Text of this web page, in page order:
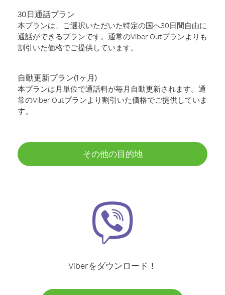
30日通話プラン
本プランは、ご選択いただいた特定の国へ30日間自由に
通話ができるプランです。通常のViber Outプランよりも
割引いた価格でご提供しています。
自動更新プラン(1ヶ月)
本プランは月単位で通話料が毎月自動更新されます。通
常のViber Outプランより割引いた価格でご提供していま
す。
その他の目的地
Viberをダウンロード！